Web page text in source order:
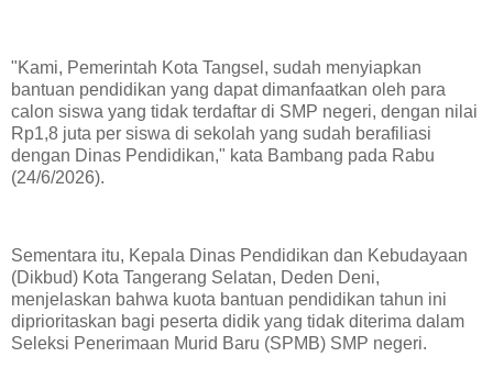
"Kami, Pemerintah Kota Tangsel, sudah menyiapkan
bantuan pendidikan yang dapat dimanfaatkan oleh para
calon siswa yang tidak terdaftar di SMP negeri, dengan nilai
Rp1,8 juta per siswa di sekolah yang sudah berafiliasi
dengan Dinas Pendidikan," kata Bambang pada Rabu
(24/6/2026).
Sementara itu, Kepala Dinas Pendidikan dan Kebudayaan
(Dikbud) Kota Tangerang Selatan, Deden Deni,
menjelaskan bahwa kuota bantuan pendidikan tahun ini
diprioritaskan bagi peserta didik yang tidak diterima dalam
Seleksi Penerimaan Murid Baru (SPMB) SMP negeri.